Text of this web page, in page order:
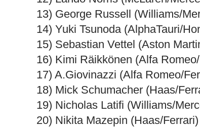
13) George Russell (Williams/
14) Yuki Tsunoda (AlphaTauri/
15) Sebastian Vettel (Aston
16) Kimi Räikkönen (Alfa
17) A.Giovinazzi (Alfa Romeo/
18) Mick Schumacher (Haas/
19) Nicholas Latifi (Williams/
20) Nikita Mazepin (Haas/Ferrari)